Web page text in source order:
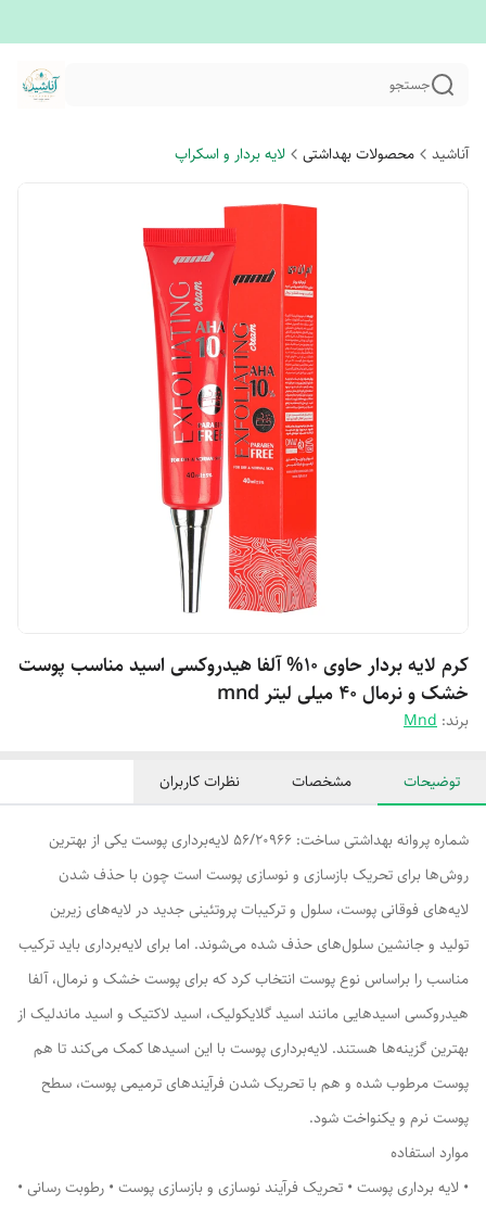
جستجو
آناشید محصولات بهداشتی لایه بردار و اسکراپ
کرم لایه بردار حاوی ۱۰% آلفا هیدروکسی اسید مناسب پوست
خشک و نرمال ۴۰ میلی لیتر mnd
برند: Mnd
توضیحات مشخصات نظرات کاربران
شماره پروانه بهداشتی ساخت: 56/20966 لایه‌برداری پوست یکی از بهترین
روش‌ها برای تحریک بازسازی و نوسازی پوست است چون با حذف شدن
لایه‌های فوقانی پوست، سلول و ترکیبات پروتئینی جدید در لایه‌های زیرین
تولید و جانشین سلول‌های حذف شده می‌شوند. اما برای لایه‌برداری باید ترکیب
مناسب را براساس نوع پوست انتخاب کرد که برای پوست خشک و نرمال، آلفا
هیدروکسی اسیدهایی مانند اسید گلایکولیک، اسید لاکتیک و اسید ماندلیک از
بهترین گزینه‌ها هستند. لایه‌برداری پوست با این اسیدها کمک می‌کند تا هم
پوست مرطوب شده و هم با تحریک شدن فرآیندهای ترمیمی پوست، سطح
پوست نرم و یکنواخت شود.
موارد استفاده
• لایه برداری پوست • تحریک فرآیند نوسازی و بازسازی پوست • رطوبت رسانی •